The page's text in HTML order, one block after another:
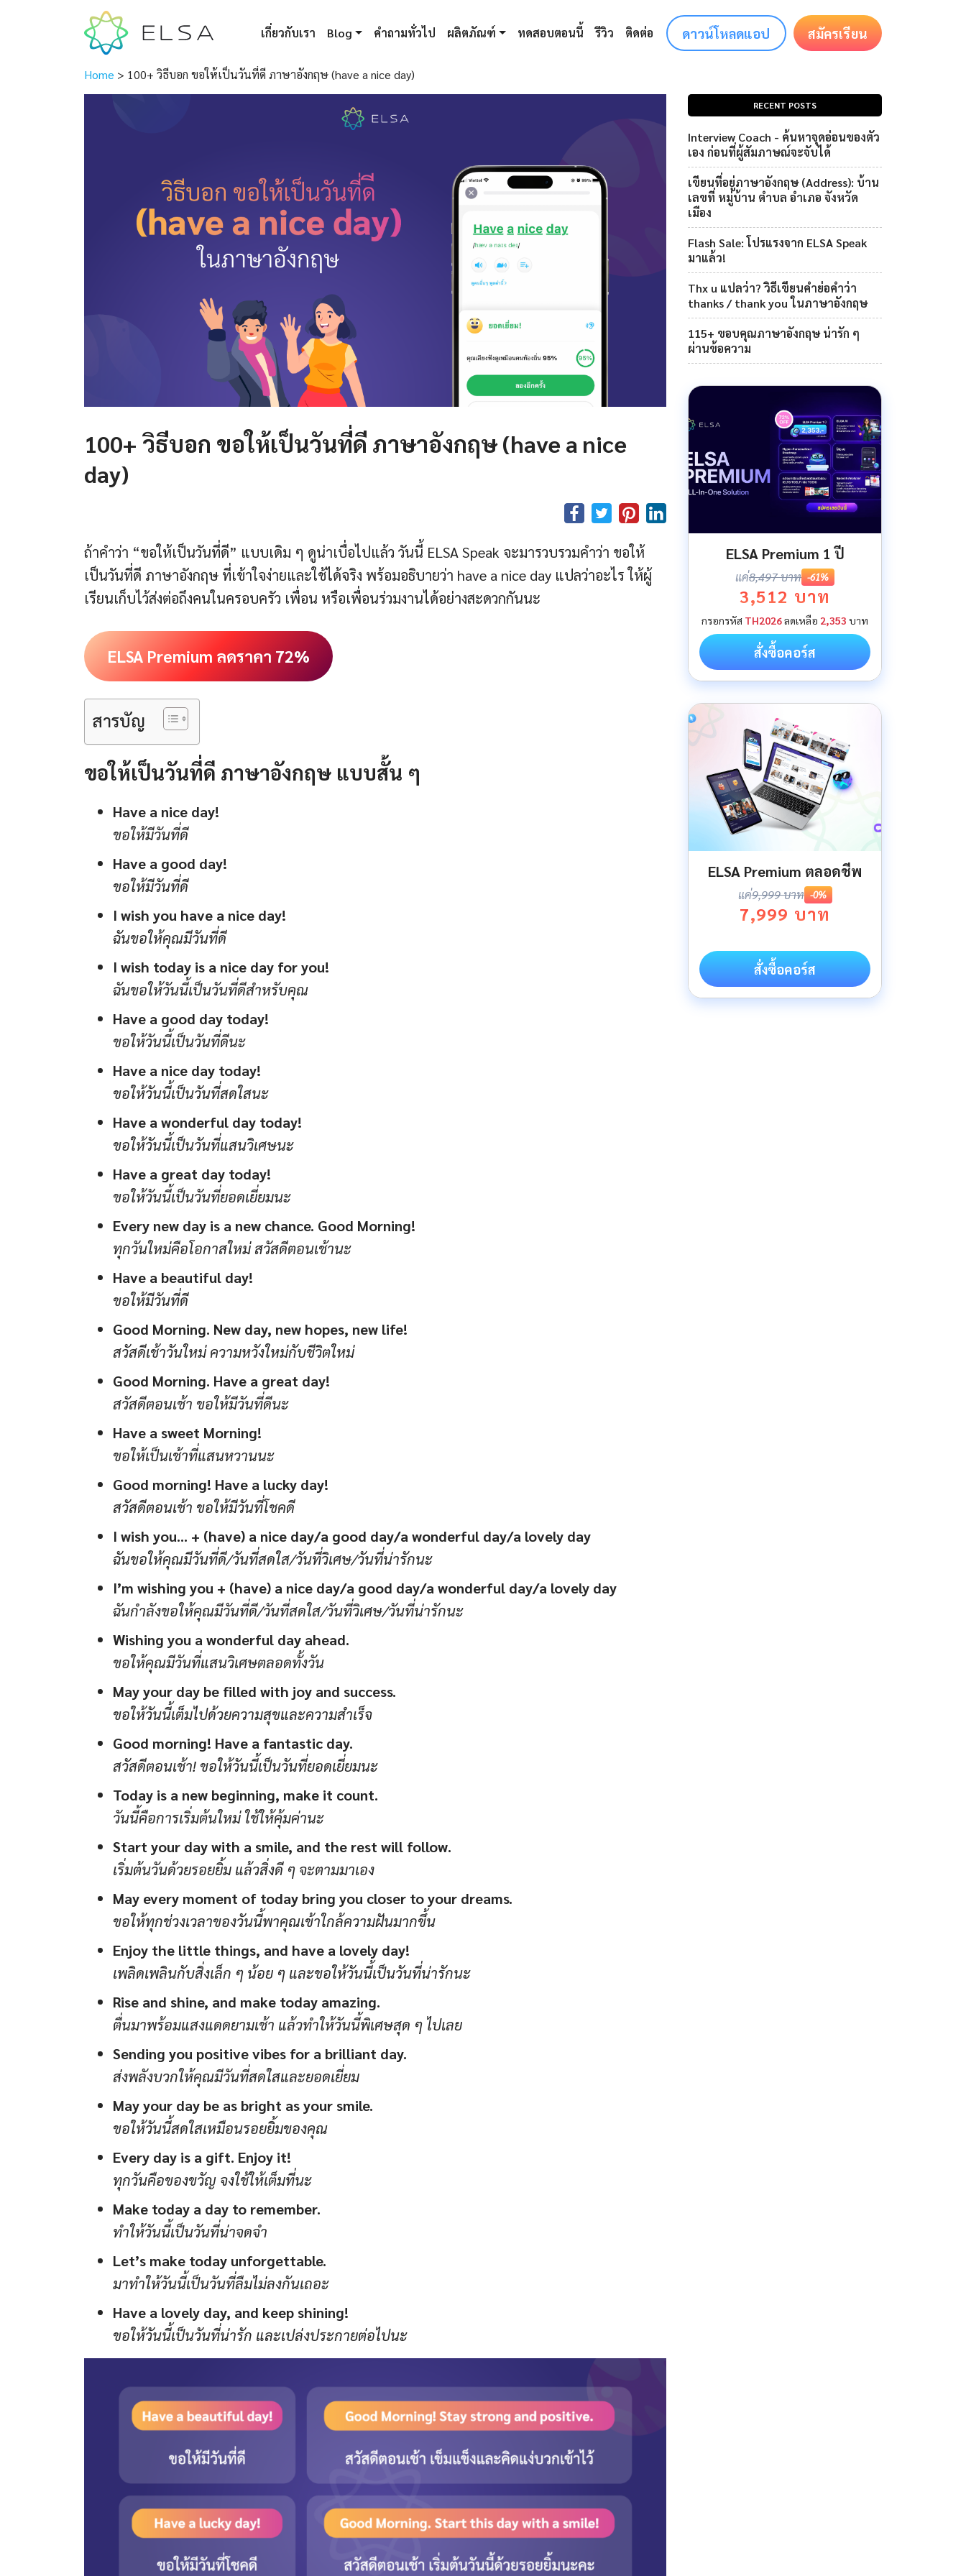
เกี่ยวกับเรา Blog คำถามทั่วไป ผลิตภัณฑ์ ทดสอบตอนนี้ รีวิว ติดต่อ ดาวน์โหลดแอป สมัครเรียน
Home > 100+ วิธีบอก ขอให้เป็นวันที่ดี ภาษาอังกฤษ (have a nice day)
100+ วิธีบอก ขอให้เป็นวันที่ดี ภาษาอังกฤษ (have a nice
day)
ถ้าคำว่า “ขอให้เป็นวันที่ดี” แบบเดิม ๆ ดูน่าเบื่อไปแล้ว วันนี้ ELSA Speak จะมารวบรวมคำว่า ขอให้
เป็นวันที่ดี ภาษาอังกฤษ ที่เข้าใจง่ายและใช้ได้จริง พร้อมอธิบายว่า have a nice day แปลว่าอะไร ให้ผู้
เรียนเก็บไว้ส่งต่อถึงคนในครอบครัว เพื่อน หรือเพื่อนร่วมงานได้อย่างสะดวกกันนะ
ELSA Premium ลดราคา 72%
สารบัญ
ขอให้เป็นวันที่ดี ภาษาอังกฤษ แบบสั้น ๆ
Have a nice day!
ขอให้มีวันที่ดี
Have a good day!
ขอให้มีวันที่ดี
I wish you have a nice day!
ฉันขอให้คุณมีวันที่ดี
I wish today is a nice day for you!
ฉันขอให้วันนี้เป็นวันที่ดีสำหรับคุณ
Have a good day today!
ขอให้วันนี้เป็นวันที่ดีนะ
Have a nice day today!
ขอให้วันนี้เป็นวันที่สดใสนะ
Have a wonderful day today!
ขอให้วันนี้เป็นวันที่แสนวิเศษนะ
Have a great day today!
ขอให้วันนี้เป็นวันที่ยอดเยี่ยมนะ
Every new day is a new chance. Good Morning!
ทุกวันใหม่คือโอกาสใหม่ สวัสดีตอนเช้านะ
Have a beautiful day!
ขอให้มีวันที่ดี
Good Morning. New day, new hopes, new life!
สวัสดีเช้าวันใหม่ ความหวังใหม่กับชีวิตใหม่
Good Morning. Have a great day!
สวัสดีตอนเช้า ขอให้มีวันที่ดีนะ
Have a sweet Morning!
ขอให้เป็นเช้าที่แสนหวานนะ
Good morning! Have a lucky day!
สวัสดีตอนเช้า ขอให้มีวันที่โชคดี
I wish you… + (have) a nice day/a good day/a wonderful day/a lovely day
ฉันขอให้คุณมีวันที่ดี/วันที่สดใส/วันที่วิเศษ/วันที่น่ารักนะ
I’m wishing you + (have) a nice day/a good day/a wonderful day/a lovely day
ฉันกำลังขอให้คุณมีวันที่ดี/วันที่สดใส/วันที่วิเศษ/วันที่น่ารักนะ
Wishing you a wonderful day ahead.
ขอให้คุณมีวันที่แสนวิเศษตลอดทั้งวัน
May your day be filled with joy and success.
ขอให้วันนี้เต็มไปด้วยความสุขและความสำเร็จ
Good morning! Have a fantastic day.
สวัสดีตอนเช้า! ขอให้วันนี้เป็นวันที่ยอดเยี่ยมนะ
Today is a new beginning, make it count.
วันนี้คือการเริ่มต้นใหม่ ใช้ให้คุ้มค่านะ
Start your day with a smile, and the rest will follow.
เริ่มต้นวันด้วยรอยยิ้ม แล้วสิ่งดี ๆ จะตามมาเอง
May every moment of today bring you closer to your dreams.
ขอให้ทุกช่วงเวลาของวันนี้พาคุณเข้าใกล้ความฝันมากขึ้น
Enjoy the little things, and have a lovely day!
เพลิดเพลินกับสิ่งเล็ก ๆ น้อย ๆ และขอให้วันนี้เป็นวันที่น่ารักนะ
Rise and shine, and make today amazing.
ตื่นมาพร้อมแสงแดดยามเช้า แล้วทำให้วันนี้พิเศษสุด ๆ ไปเลย
Sending you positive vibes for a brilliant day.
ส่งพลังบวกให้คุณมีวันที่สดใสและยอดเยี่ยม
May your day be as bright as your smile.
ขอให้วันนี้สดใสเหมือนรอยยิ้มของคุณ
Every day is a gift. Enjoy it!
ทุกวันคือของขวัญ จงใช้ให้เต็มที่นะ
Make today a day to remember.
ทำให้วันนี้เป็นวันที่น่าจดจำ
Let’s make today unforgettable.
มาทำให้วันนี้เป็นวันที่ลืมไม่ลงกันเถอะ
Have a lovely day, and keep shining!
ขอให้วันนี้เป็นวันที่น่ารัก และเปล่งประกายต่อไปนะ
RECENT POSTS
Interview Coach - ค้นหาจุดอ่อนของตัว
เอง ก่อนที่ผู้สัมภาษณ์จะจับได้
เขียนที่อยู่ภาษาอังกฤษ (Address): บ้าน
เลขที่ หมู่บ้าน ตำบล อำเภอ จังหวัด
เมือง
Flash Sale: โปรแรงจาก ELSA Speak
มาแล้ว!
Thx u แปลว่า? วิธีเขียนคำย่อคำว่า
thanks / thank you ในภาษาอังกฤษ
115+ ขอบคุณภาษาอังกฤษ น่ารัก ๆ
ผ่านข้อความ
ELSA Premium 1 ปี
แค่8,497 บาท -61%
3,512 บาท
กรอกรหัส TH2026ลดเหลือ 2,353 บาท
สั่งซื้อคอร์ส
ELSA Premium ตลอดชีพ
แค่9,999 บาท -0%
7,999 บาท
สั่งซื้อคอร์ส